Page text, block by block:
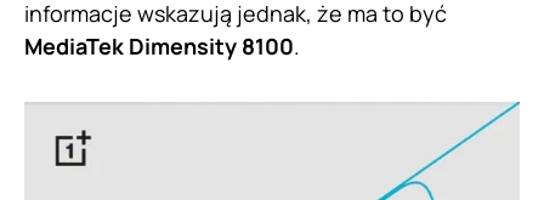
informacje wskazują jednak, że ma to być
MediaTek Dimensity 8100.